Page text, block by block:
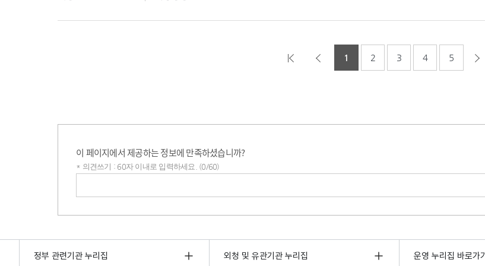
1 2 3 4 5
이 페이지에서 제공하는 정보에 만족하셨습니까?
* 의견쓰기 : 60자 이내로 입력하세요. (0/60)
정부 관련기관 누리집 외청 및 유관기관 누리집 운영 누리집 바로가기